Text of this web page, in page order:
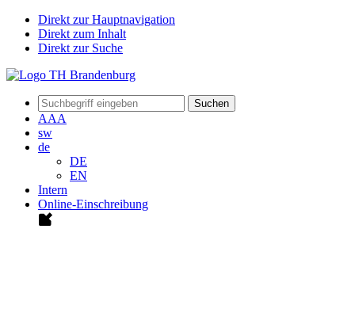
Direkt zur Hauptnavigation
Direkt zum Inhalt
Direkt zur Suche
Suchen
AAA
sw
de
DE
EN
Intern
Online-Einschreibung